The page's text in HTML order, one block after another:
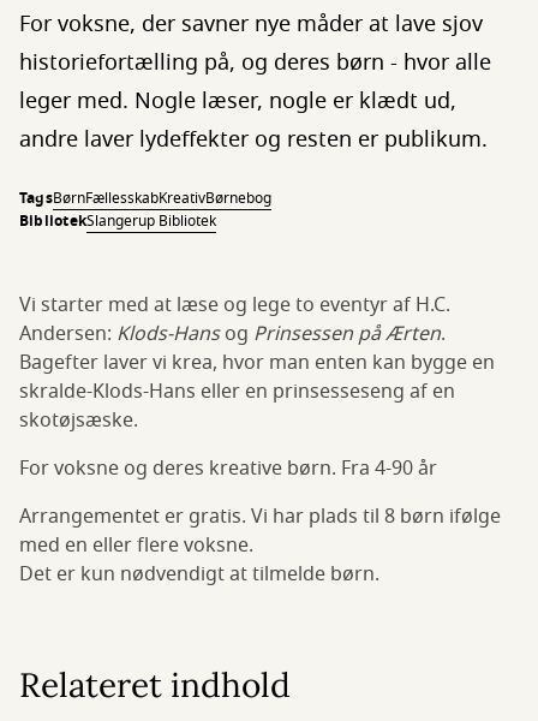
For voksne, der savner nye måder at lave sjov
historiefortælling på, og deres børn - hvor alle
leger med. Nogle læser, nogle er klædt ud,
andre laver lydeffekter og resten er publikum.
TagsBørnFællesskabKreativBørnebog
BibliotekSlangerup Bibliotek
Vi starter med at læse og lege to eventyr af H.C.
Andersen: Klods-Hansog Prinsessen på Ærten.
Bagefter laver vi krea, hvor man enten kan bygge en
skralde-Klods-Hans eller en prinsesseseng af en
skotøjsæske.
For voksne og deres kreative børn. Fra 4-90 år
Arrangementet er gratis. Vi har plads til 8 børn ifølge
med en eller flere voksne.
Det er kun nødvendigt at tilmelde børn.
Relateret indhold